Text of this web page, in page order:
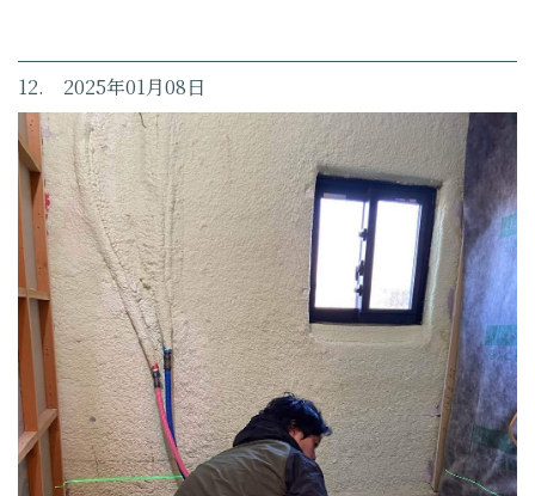
12. 2025年01月08日